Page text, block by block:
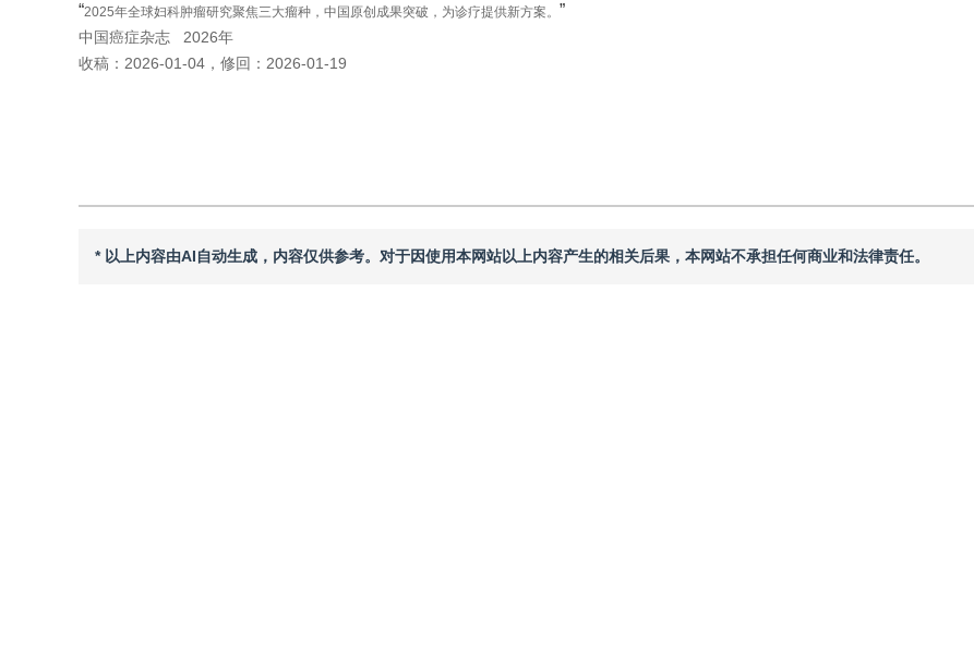
“2025年全球妇科肿瘤研究聚焦三大瘤种，中国原创成果突破，为诊疗提供新方案。 ”
中国癌症杂志
2026年
收稿： 2026-01-04 ， 修回： 2026-01-19
* 以上内容由AI自动生成，内容仅供参考。对于因使用本网站以上内容产生的相关后果，本网站不承担任何商业和法律责任。